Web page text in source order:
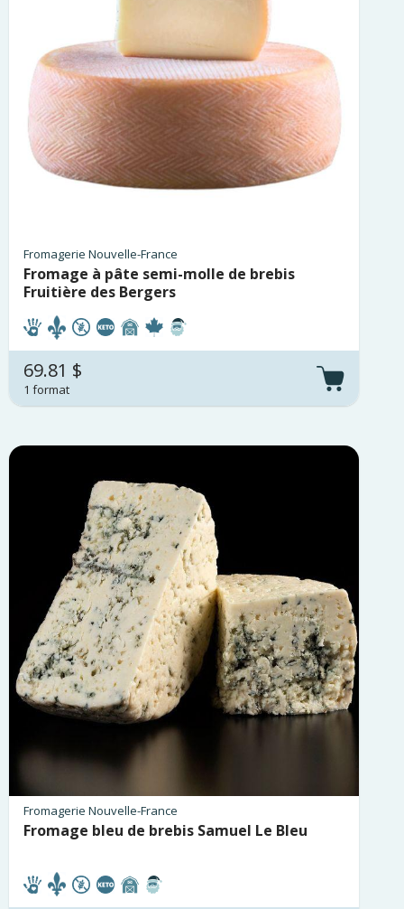
Fromagerie Nouvelle-France
Fromage à pâte semi-molle de brebis
Fruitière des Bergers
69.81 $
1 format
Fromagerie Nouvelle-France
Fromage bleu de brebis Samuel Le Bleu